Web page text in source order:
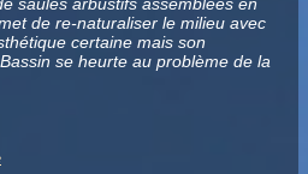
de re-naturaliser le milieu avec
certaine mais son
se heurte au problème de la